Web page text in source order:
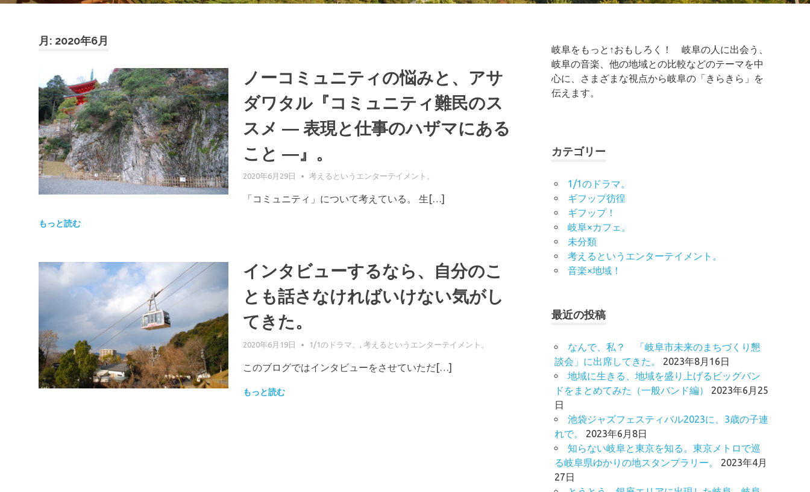
月: 2020年6月
ノーコミュニティの悩みと、アサ
ダワタル『コミュニティ難民のス
スメ ― 表現と仕事のハザマにある
こと ―』。
2020年6月29日 GIFUPP
考えるというエンターテイメント。
「コミュニティ」について考えている。 生[…]
もっと読む
インタビューするなら、自分のこ
とも話さなければいけない気がし
てきた。
2020年6月19日 GIFUPP
1/1のドラマ。 考えるというエンターテイメント。
このブログではインタビューをさせていただ[…]
もっと読む
岐阜をもっと↑おもしろく！ 岐阜の人に出会う、
岐阜の音楽、他の地域との比較などのテーマを中
心に、さまざまな視点から岐阜の「きらきら」を
伝えます。
カテゴリー
1/1のドラマ。
ギフップ彷徨
ギフップ！
岐阜×カフェ。
未分類
考えるというエンターテイメント。
音楽×地域！
最近の投稿
なんで、私？ 「岐阜市未来のまちづくり懇
談会」に出席してきた。
2023年8月16日
地域に生きる、地域を盛り上げるビッグバン
ドをまとめてみた（一般バンド編）
2023年6月25
日
池袋ジャズフェスティバル2023に、3歳の子連
れで。
2023年6月8日
知らない岐阜と東京を知る。東京メトロで巡
る岐阜県ゆかりの地スタンプラリー。
2023年4月
27日